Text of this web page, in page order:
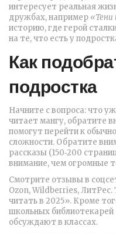
интересует реальная
дружбах, например «Тени
историю, где герой
на те, что есть у
Как
подростка
Начните с вопроса: что
читает мангу, обратите
помогут перейти к
сложности. Обратите
рассказы (150‑200
внимание, чем огромные
Смотрите отзывы в
Ozon, Wildberries, ЛитРес.
читать в 2025». Кроме
школьных библиотекарей
обсуждают в классах.